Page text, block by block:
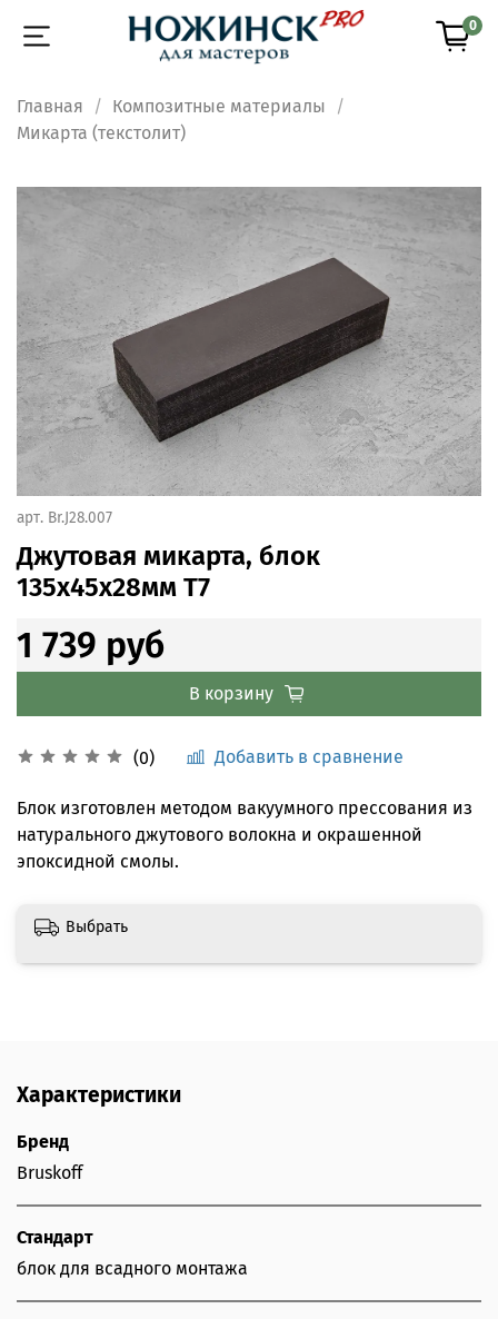
0
Главная
Композитные материалы
Микарта (текстолит)
арт. Br.J28.007
Джутовая микарта, блок
135х45х28мм Т7
(0) Добавить в сравнение
1 739 руб
В корзину
Блок изготовлен методом вакуумного прессования из
натурального джутового волокна и окрашенной
эпоксидной смолы.
Выбрать
Характеристики
Бренд
Bruskoff
Стандарт
блок для всадного монтажа